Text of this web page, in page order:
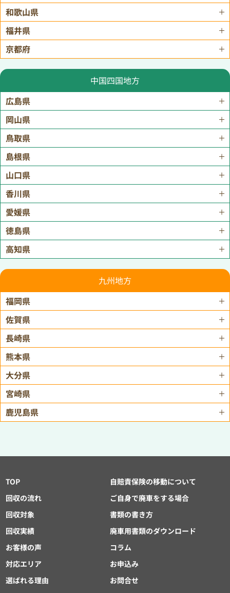
和歌山県
福井県
京都府
中国四国地方
広島県
岡山県
鳥取県
島根県
山口県
香川県
愛媛県
徳島県
高知県
九州地方
福岡県
佐賀県
長崎県
熊本県
大分県
宮崎県
鹿児島県
TOP
回収の流れ
回収対象
回収実績
お客様の声
対応エリア
選ばれる理由
自賠責保険の移動について
ご自身で廃車をする場合
書類の書き方
廃車用書類のダウンロード
コラム
お申込み
お問合せ